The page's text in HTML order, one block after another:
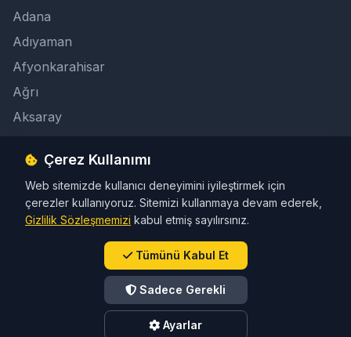
Adana
Adıyaman
Afyonkarahisar
Ağrı
Aksaray
İletişim
info@taksicibul.com
İletişim Butonu
© 2026 Türkiye Taksi Rehberi. Tüm hakları saklıdır.
Çerez Kullanımı
Web sitemizde kullanıcı deneyimini iyileştirmek için
çerezler kullanıyoruz. Sitemizi kullanmaya devam ederek,
Gizlilik Sözleşmemizi kabul etmiş sayılırsınız.
Tümünü Kabul Et
Sadece Gerekli
Ayarlar